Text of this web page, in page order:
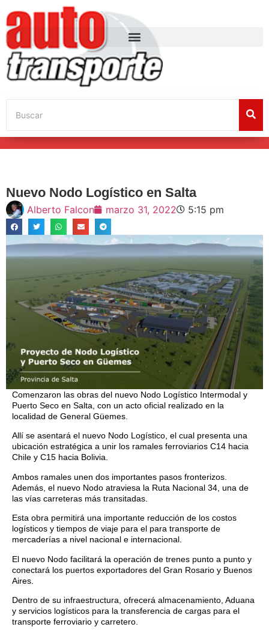
Nuevo Nodo Logístico en Salta
Alberto Falcon marzo 31, 2022 5:15 pm
Comenzaron las obras del nuevo Nodo Logístico Intermodal y
Puerto Seco en Salta, con un acto oficial realizado en la
localidad de General Güemes.
Allí se asentará el nuevo Nodo Logístico, el cual presenta una
ubicación estratégica a unir los ramales ferroviarios C14 hacia
Chile y C15 hacia Bolivia.
Ambos ramales unen dos importantes pasos fronterizos.
Además, el nuevo Nodo atraviesa la Ruta Nacional 34, una de
las vías carreteras más transitadas.
Esta obra permitirá una importante reducción de los costos
logísticos y tiempos de viaje para el para transporte de
mercaderías a nivel nacional e internacional.
El nuevo Nodo facilitará la operación de trenes punto a punto y
conectará los puertos exportadores del Gran Rosario y Buenos
Aires.
Dentro de su infraestructura, ofrecerá almacenamiento, Aduana
y servicios logísticos para la transferencia de cargas para el
transporte ferroviario y carretero.